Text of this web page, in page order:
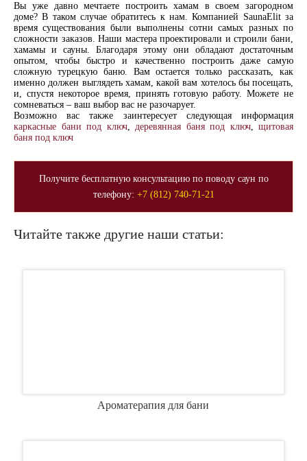
Вы уже давно мечтаете построить хамам в своем загородном
доме? В таком случае обратитесь к нам. Компанией SaunaElit за
время существования были выполнены сотни самых разных по
сложности заказов. Наши мастера проектировали и строили бани,
хамамы и сауны. Благодаря этому они обладают достаточным
опытом, чтобы быстро и качественно построить даже самую
сложную турецкую баню. Вам остается только рассказать, как
именно должен выглядеть хамам, какой вам хотелось бы посещать,
и, спустя некоторое время, принять готовую работу. Можете не
сомневаться – ваш выбор вас не разочарует.
Возможно вас также заинтересует следующая информация
каркасные бани под ключ, деревянная баня под ключ, щитовая
баня под ключ
Получите бесплатную консультацию по поводу саун по
телефону: +7 (812) 740-71-21
Читайте также другие наши статьи:
Ароматерапия для бани